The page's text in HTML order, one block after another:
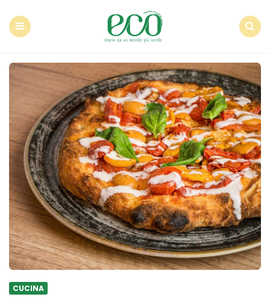
CUCINA